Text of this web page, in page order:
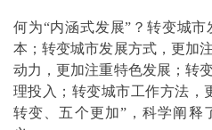
何为“内涵式发展”？转变城
本；转变城市发展方式，更加
动力，更加注重特色发展；转
理投入；转变城市工作方法
转变、五个更加”，科学阐释